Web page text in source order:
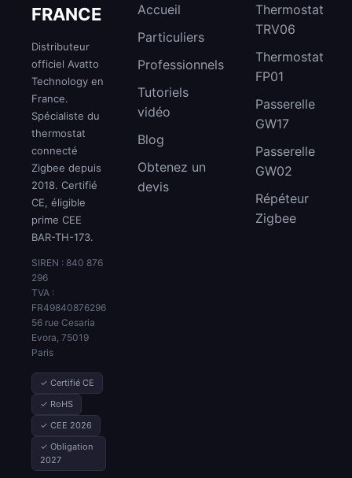
FRANCE
Distributeur
officiel Avatto
Technology en
France.
Spécialiste du
thermostat
connecté
Zigbee depuis
2018. Certifié
CE, éligible
prime CEE
BAR-TH-173.
SIREN : 840 876
296
TVA :
FR49840876296
56 rue Cesaria
Evora, 75019
Paris
✓ Certifié CE
✓ RoHS
✓ CEE 2026
✓ Obligation
2027
Accueil
Particuliers
Professionnels
Tutoriels
vidéo
Blog
Obtenez un
devis
Thermostat
TRV06
Thermostat
FP01
Passerelle
GW17
Passerelle
GW02
Répéteur
Zigbee